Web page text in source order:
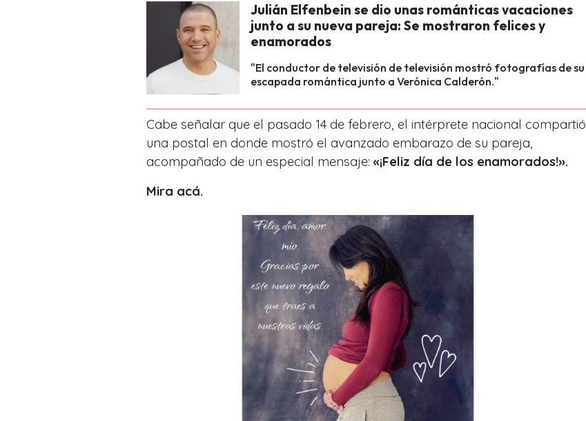
Julián Elfenbein se dio unas románticas vacaciones
junto a su nueva pareja: Se mostraron felices y
enamorados
"El conductor de televisión de televisión mostró fotografías de su
escapada romántica junto a Verónica Calderón."
Cabe señalar que el pasado 14 de febrero, el intérprete nacional compartió
una postal en donde mostró el avanzado embarazo de su pareja,
acompañado de un especial mensaje: «¡Feliz día de los enamorados!».
Mira acá.